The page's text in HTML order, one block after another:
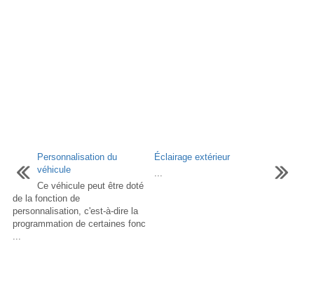
Personnalisation du
véhicule
Ce véhicule peut être doté
de la fonction de
personnalisation, c'est-à-dire la
programmation de certaines fonc
...
Éclairage extérieur
...